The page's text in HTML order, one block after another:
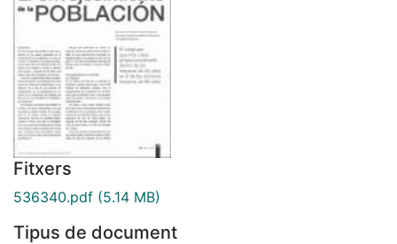
Fitxers
536340.pdf (5.14 MB)
Tipus de document